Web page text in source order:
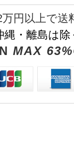
円以上で送
縄・離島は
MAX